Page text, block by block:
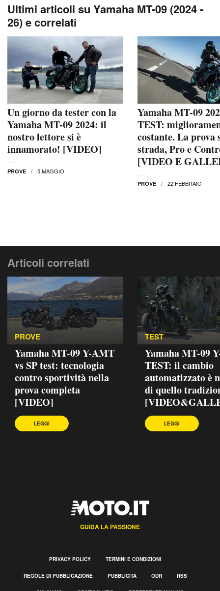
Ultimi articoli su Yamaha MT-09 (2024 -
26) e correlati
Un giorno da tester con la
Yamaha MT-09 2024: il
nostro lettore si è
innamorato! [VIDEO]
PROVE 5 MAGGIO
Yamaha MT-09
TEST:
costante. La prova
strada, Pro e
[VIDEO E
PROVE 22 FEBBRAIO
Articoli correlati
PROVE
Yamaha MT-09 Y-AMT
vs SP test: tecnologia
contro sportività nella
prova completa
[VIDEO]
LEGGI
TEST
Yamaha MT-09
TEST: il cambio
automatizzato è
di quello
LEGGI
GUIDA LA PASSIONE
PRIVACY POLICY TERMINI E CONDIZIONI
REGOLE DI PUBBLICAZIONE PUBBLICITÀ ODR RSS